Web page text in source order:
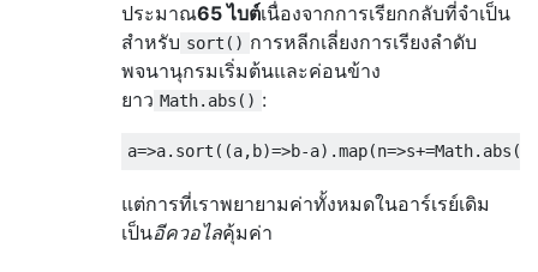
ประมาณ65 ไบต์เนื่องจากการเรียกกลับที่จำเป็น
สำหรับ sort() การหลีกเลี่ยงการเรียงลำดับ
พจนานุกรมเริ่มต้นและค่อนข้าง
ยาว Math.abs() :
a=>a. sort ((a, b)=>b-a).map(n=>s+=Math. abs (
แต่การที่เราพยายามค่าทั้งหมดในอาร์เรย์เดิม
เป็นอีควอไลคุ้มค่า